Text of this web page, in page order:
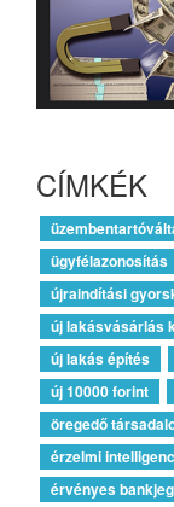
CÍMKÉK
ügyfélazonosítás
újraindítási
új lakásvásárlás
új lakás építés
új 10000 forint
öregedő
érzelmi
érvényes